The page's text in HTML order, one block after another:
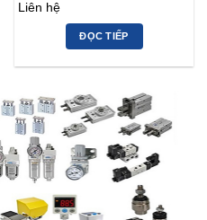
Liên hệ
ĐỌC TIẾP